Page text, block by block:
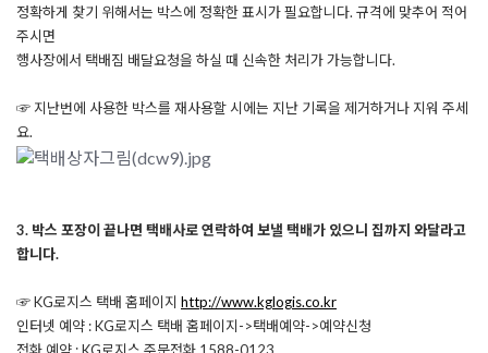
정확하게 찾기 위해서는 박스에 정확한 표시가 필요합니다. 규격에 맞추어 적어
주시면
행사장에서 택배짐 배달요청을 하실 때 신속한 처리가 가능합니다.
☞ 지난번에 사용한 박스를 재사용할 시에는 지난 기록을 제거하거나 지워 주세
요.
3. 박스 포장이 끝나면 택배사로 연락하여 보낼 택배가 있으니 집까지 와달라고
합니다.
☞ KG로지스 택배 홈페이지 http://www.kglogis.co.kr
인터넷 예약 : KG로지스 택배 홈페이지->택배예약->예약신청
전화 예약 : KG로지스 주문전화 1588-0123